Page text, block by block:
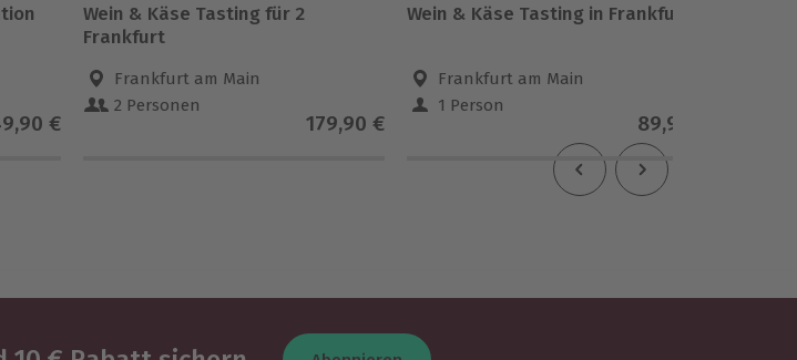
€
Wein & Käse Tasting für 2
Frankfurt
Frankfurt am Main
2 Personen
179,90 €
Wein & Käse Tasting in Frankfurt
Frankfurt am Main
1 Person
89,90 €